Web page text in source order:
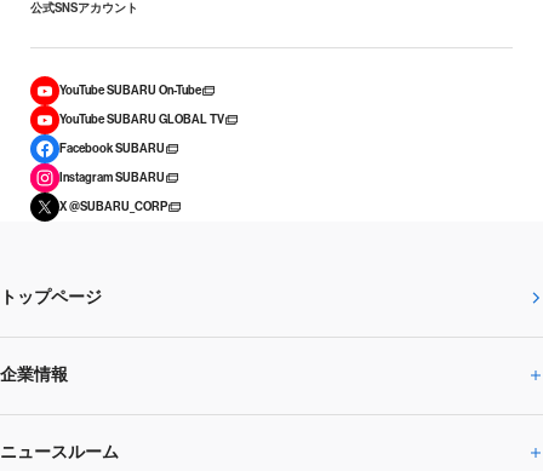
公式SNSアカウント
YouTube SUBARU On-Tube
YouTube SUBARU GLOBAL TV
Facebook SUBARU
Instagram SUBARU
X @SUBARU_CORP
トップページ
企業情報
企業情報トップ
ニュースルーム